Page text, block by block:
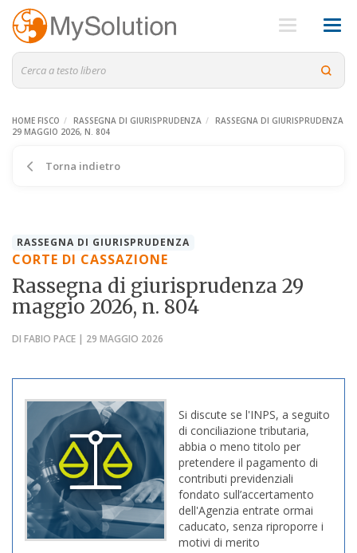
HOME FISCO RASSEGNA DI GIURISPRUDENZA
RASSEGNA DI GIURISPRUDENZA
29 MAGGIO 2026, N. 804
Torna indietro
RASSEGNA DI GIURISPRUDENZA
CORTE DI CASSAZIONE
Rassegna di giurisprudenza 29
maggio 2026, n. 804
DI FABIO PACE | 29 MAGGIO 2026
Si discute se l'INPS, a seguito
di conciliazione tributaria,
abbia o meno titolo per
pretendere il pagamento di
contributi previdenziali
fondato sull’accertamento
dell'Agenzia entrate ormai
caducato, senza riproporre i
motivi di merito